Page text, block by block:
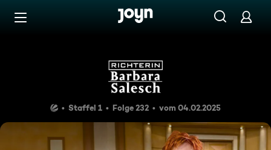
Zum Inhalt springen
Richterin Barbara Salesch
Staffel 1 Folge 232 vom 04.02.2025